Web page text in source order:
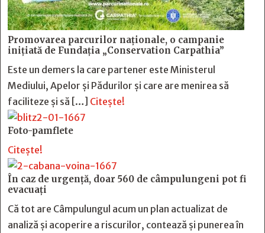
Promovarea parcurilor naționale, o campanie
inițiată de Fundația „Conservation Carpathia”
Este un demers la care partener este Ministerul
Mediului, Apelor și Pădurilor și care are menirea să
faciliteze și să […] Citește!
Foto-pamflete
Citește!
În caz de urgență, doar 560 de câmpulungeni pot fi
evacuați
Că tot are Câmpulungul acum un plan actualizat de
analiză și acoperire a riscurilor, contează și punerea în